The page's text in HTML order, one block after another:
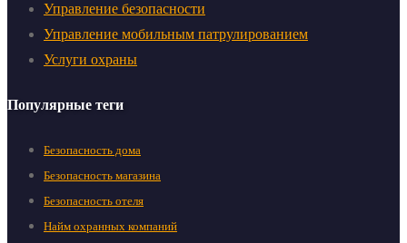
Управление безопасности
Управление мобильным патрулированием
Услуги охраны
Популярные теги
Безопасность дома
Безопасность магазина
Безопасность отеля
Найм охранных компаний